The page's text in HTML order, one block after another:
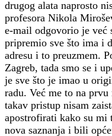
drugog alata naprosto
profesora Nikola
e-mail odgovorio je već
pripremio sve što ima i
adresu i to preuzmem.
Zagreb, tada smo se i
je sve što je imao u
radu. Već me to na
takav pristup nisam
apostrofirati kako su
nova saznanja i bili